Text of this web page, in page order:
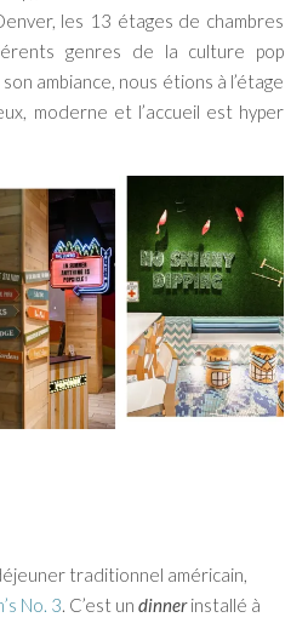
les 13 étages de chambres
genres de la culture pop
ambiance, nous étions à l’étage
moderne et l’accueil est hyper
traditionnel américain,
No. 3. C’est un dinnerinstallé à